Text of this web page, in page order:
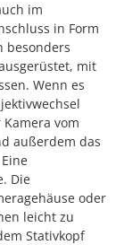
im
in Form
besonders
mit
Wenn es
vom
außerdem das
Die
oder
leicht zu
Stativkopf